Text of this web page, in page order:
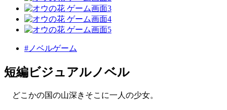
#ノベルゲーム
短編ビジュアルノベル
どこかの国の山深きそこに一人の少女。